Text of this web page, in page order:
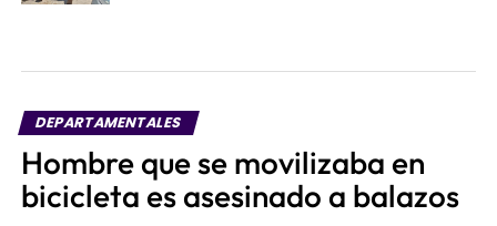
DEPARTAMENTALES
Hombre que se movilizaba en
bicicleta es asesinado a balazos